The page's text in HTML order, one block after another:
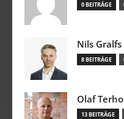
0 BEITRÄGE
Nils Gralfs
8 BEITRÄGE
Olaf
13 BEITRÄGE